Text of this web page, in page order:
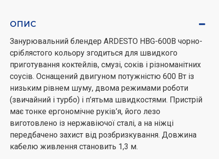
ОПИС
Занурювальний блендер ARDESTO HBG-600B чорно-
сріблястого кольору згодиться для швидкого
приготування коктейлів, смузі, соків і різноманітних
соусів. Оснащений двигуном потужністю 600 Вт із
низьким рівнем шуму, двома режимами роботи
(звичайний і турбо) і п’ятьма швидкостями. Пристрій
має тонке ергономічне руків’я, його лезо
виготовлено із нержавіючої сталі, а на ніжці
передбачено захист від розбризкування. Довжина
кабелю живлення становить 1,3 м.